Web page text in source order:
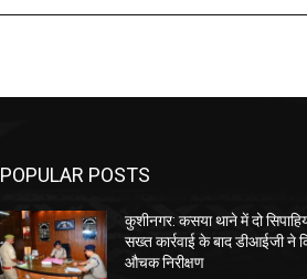
POPULAR POSTS
कुशीनगर: कसया थाने में दो
सख्त कार्रवाई के बाद डीआईजी ने
औचक निरीक्षण